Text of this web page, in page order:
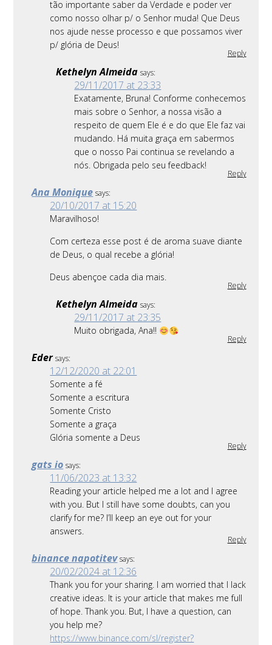
tão importante saber da Verdade e poder ver
como nosso olhar p/ o Senhor muda! Que Deus
nos ajude nesse processo e que possamos viver
p/ glória de Deus!
Reply
Kethelyn Almeida says:
29/11/2017 at 23:33
Exatamente, Bruna! Conforme conhecemos
mais sobre o Senhor, a nossa visão a
respeito de quem Ele é e do que Ele faz vai
mudando. Há muita graça em sabermos
que o nosso Pai continua se revelando a
nós. Obrigada pelo seu feedback!
Reply
Ana Monique says:
20/10/2017 at 15:20
Maravilhoso!
Com certeza esse post é de aroma suave diante
de Deus, o qual recebe a glória!
Deus abençoe cada dia mais.
Reply
Kethelyn Almeida says:
29/11/2017 at 23:35
Muito obrigada, Ana!!
Reply
Eder says:
12/12/2020 at 22:01
Somente a fé
Somente a escritura
Somente Cristo
Somente a graça
Glória somente a Deus
Reply
gats io says:
11/06/2023 at 13:32
Reading your article helped me a lot and I agree
with you. But I still have some doubts, can you
clarify for me? I’ll keep an eye out for your
answers.
Reply
binance napotitev says:
20/02/2024 at 12:36
Thank you for your sharing. I am worried that I lack
creative ideas. It is your article that makes me full
of hope. Thank you. But, I have a question, can
you help me?
https://www.binance.com/sl/register?